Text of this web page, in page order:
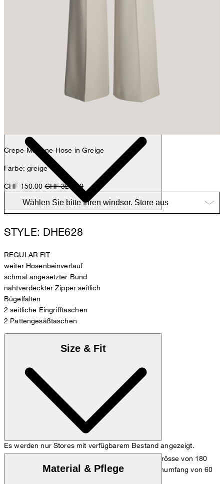
Crepe-Marlene-Hose in Greige
Farbe: greige
CHF 150.00 CHF 329.00
Es werden nur Stores mit verfügbarem Bestand angezeigt.
Fashion- & Lifestyle-Redaktion
STYLE: DHE628
REGULAR FIT
weiter Hosenbeinverlauf
schmal angesetzter Bund
nahtverdeckter Zipper seitlich
Bügelfalten
2 seitliche Eingrifftaschen
2 Pattengesäßtaschen
Size & Fit
Das Model trägt die Grösse 36 bei einer Körpergrösse von 180
cm, einem Brustumfang von 83 cm, einem Taillenumfang von 60
Material & Pflege